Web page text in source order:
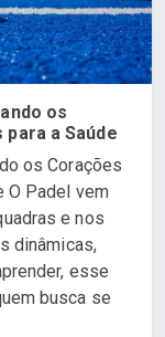
os
a Saúde
os Corações
O Padel vem
e nos
dinâmicas,
esse
busca se